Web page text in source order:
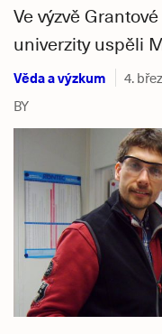
Ve výzvě
univerzity uspěli
Věda a výzkum 4.
BY